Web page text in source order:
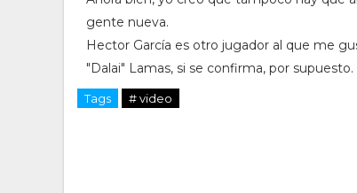
gente nueva.
Hector García es otro jugador al que me
"Dalai" Lamas, si se confirma, por supuesto.
Tags # video